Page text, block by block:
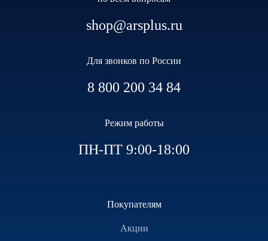
shop@arsplus.ru
Для звонков по России
8 800 200 34 84
Режим работы
ПН-ПТ 9:00-18:00
Покупателям
Акции